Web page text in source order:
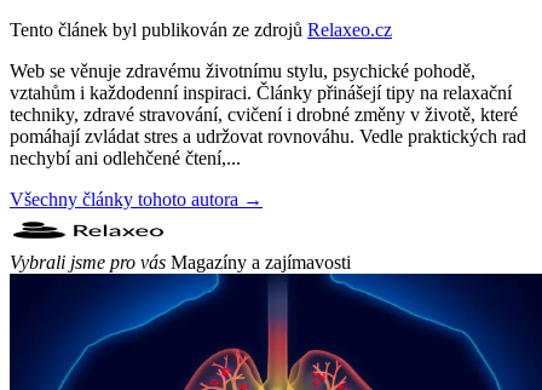
Tento článek byl publikován ze zdrojů Relaxeo.cz
Web se věnuje zdravému životnímu stylu, psychické pohodě,
vztahům i každodenní inspiraci. Články přinášejí tipy na relaxační
techniky, zdravé stravování, cvičení i drobné změny v životě, které
pomáhají zvládat stres a udržovat rovnováhu. Vedle praktických rad
nechybí ani odlehčené čtení,...
Všechny články tohoto autora →
Vybrali jsme pro vás Magazíny a zajímavosti